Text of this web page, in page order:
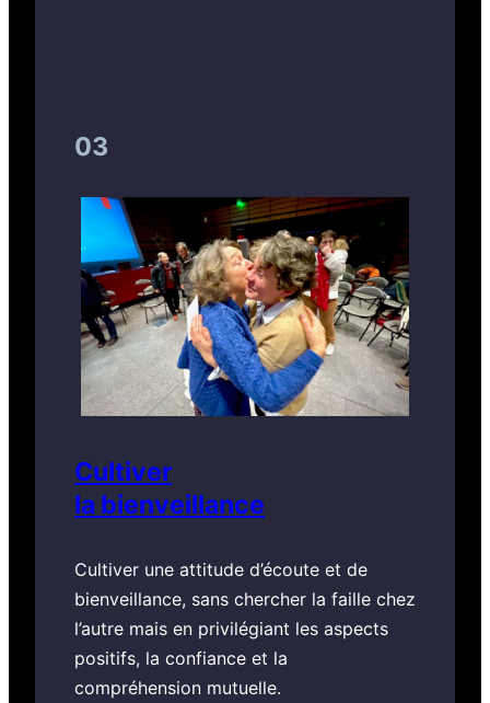
03
Cultiver
la bienveillance
Cultiver une attitude d’écoute et de
bienveillance, sans chercher la faille chez
l’autre mais en privilégiant les aspects
positifs, la confiance et la
compréhension mutuelle.